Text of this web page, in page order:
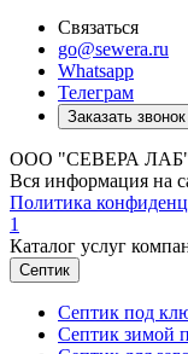
Связаться
go@sewera.ru
Whatsapp
Телеграм
Заказать звонок
ООО "СЕВЕРА ЛАБ",
Вся информация на
Политика
1
Каталог услуг
Септик
Септик под
Септик зимой